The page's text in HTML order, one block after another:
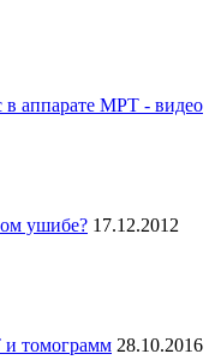
в аппарате МРТ - видео
ушибе? 17.12.2012
томограмм 28.10.2016